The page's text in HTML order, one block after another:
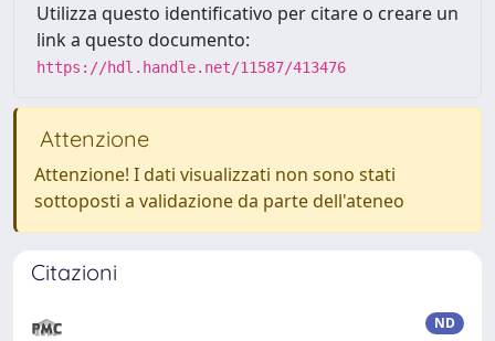
Utilizza questo identificativo per citare o creare un
link a questo documento:
https://hdl.handle.net/11587/413476
Attenzione
Attenzione! I dati visualizzati non sono stati
sottoposti a validazione da parte dell'ateneo
Citazioni
ND